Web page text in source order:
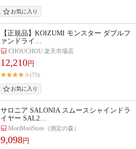
【正規品】KOIZUMI モンスター ダブルフ
ァンドライ…
CHOUCHOU 楽天市場店
12,210円
(75)
サロニア SALONIA スムースシャインドラ
イヤー SAL2…
MoriMoriStore（測定の森）
9,098円